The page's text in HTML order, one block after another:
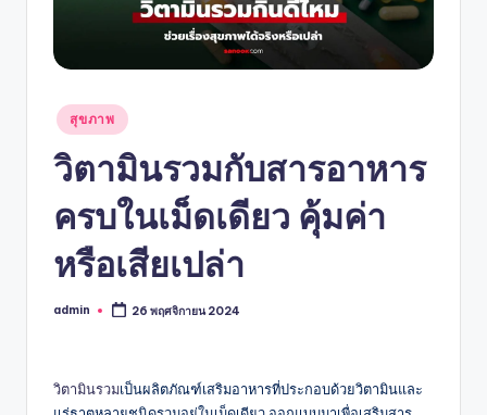
Posted
in
สุขภาพ
วิตามินรวมกับสารอาหาร
ครบในเม็ดเดียว คุ้มค่า
หรือเสียเปล่า
Posted
admin 26 พฤศจิกายน 2024
วิตามินรวมเป็นผลิตภัณฑ์เสริมอาหารที่ประกอบด้วยวิตามินและ